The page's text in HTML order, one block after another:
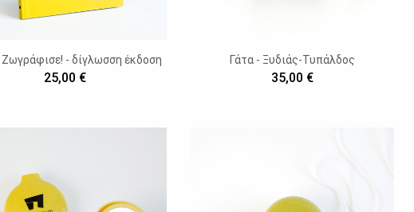
Ζωγράφισε! - δίγλωσση έκδοση
25,00 €
Γάτα - Ξυδιάς-Τυπάλδος
35,00 €